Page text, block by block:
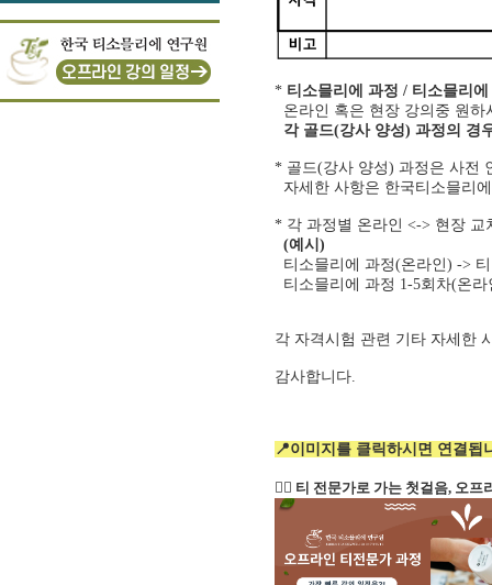
* 티소믈리에 과정 / 티소믈리
온라인 혹은 현장 강의중 원
각 골드(강사 양성) 과정의 경
* 골드(강사 양성) 과정은 사전
자세한 사항은 한국티소믈리
* 각 과정별 온라인 <-> 현장 교
(예시)
티소믈리에 과정(온라인) ->
티소믈리에 과정 1-5회차(온
각 자격시험 관련 기타 자세한
감사합니다.
📍이미지를 클릭하시면 연결됩
👉🏻 티 전문가로 가는 첫걸음, 오